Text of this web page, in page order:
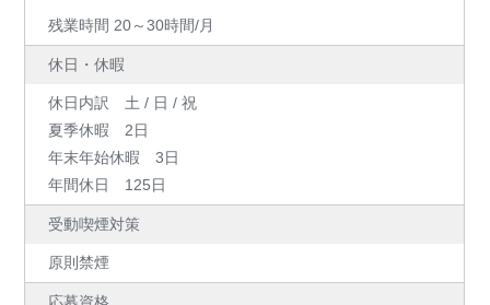
残業時間 20～30時間/月
休日・休暇
休日内訳 土 / 日 / 祝
夏季休暇 2日
年末年始休暇 3日
年間休日 125日
受動喫煙対策
原則禁煙